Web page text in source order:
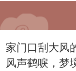
试着回忆一
情、鱼的数量
节中找到更加
无论如何，梦
家门口刮大风
风声鹤唳，梦